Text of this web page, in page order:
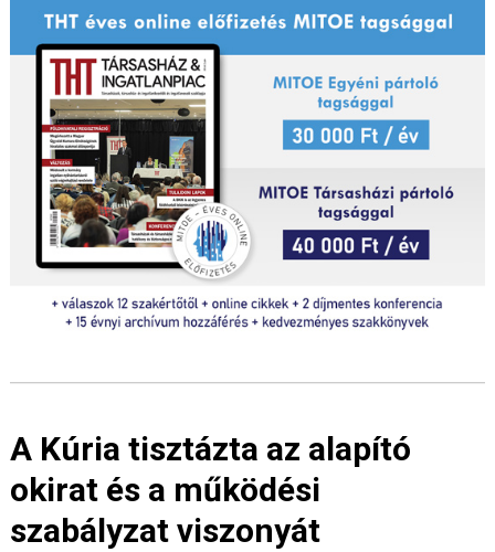
A Kúria tisztázta az alapító
okirat és a működési
szabályzat viszonyát